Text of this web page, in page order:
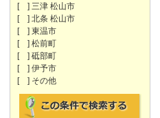
[ ] 三津 松山市
[ ] 北条 松山市
[ ] 東温市
[ ] 松前町
[ ] 砥部町
[ ] 伊予市
[ ] その他